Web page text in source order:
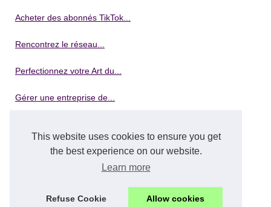
This website uses cookies to ensure you get
the best experience on our website.
Learn more
Refuse Cookie Allow cookies
Acheter des abonnés TikTok...
Rencontrez le réseau...
Perfectionnez votre Art du...
Gérer une entreprise de...
Formation en lavage de...